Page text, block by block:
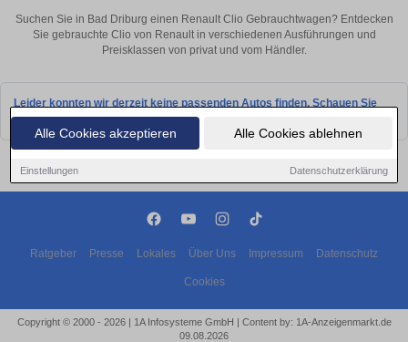
Alle Cookies akzeptieren Alle Cookies ablehnen
Einstellungen Datenschutzerklärung
Suchen Sie in Bad Driburg einen Renault Clio Gebrauchtwagen? Entdecken
Sie gebrauchte Clio von Renault in verschiedenen Ausführungen und
Preisklassen von privat und vom Händler.
Leider konnten wir derzeit keine passenden Autos finden. Schauen Sie
bald wieder vorbei!
Ratgeber Presse Lokales Über Uns Impressum Datenschutz
Cookies
Copyright © 2000 - 2026 | 1A Infosysteme GmbH | Content by: 1A-Anzeigenmarkt.de
09.08.2026